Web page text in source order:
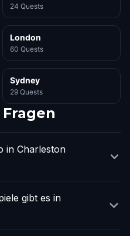
24 Quests
London
60 Quests
Sydney
29 Quests
in Charleston
gibt es in